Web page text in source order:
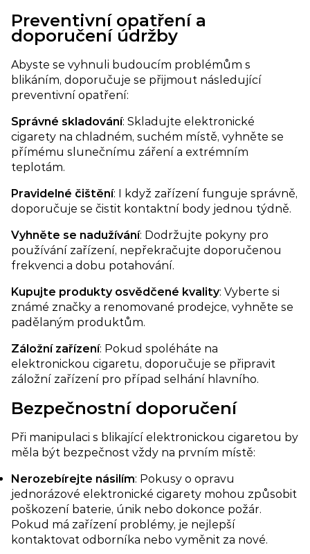
Preventivní opatření a
doporučení údržby
Abyste se vyhnuli budoucím problémům s
blikáním, doporučuje se přijmout následující
preventivní opatření:
Správné skladování​: Skladujte elektronické
cigarety na chladném, suchém místě, vyhněte se
přímému slunečnímu záření a extrémním
teplotám.
Pravidelné čištění​: I když zařízení funguje správně,
doporučuje se čistit kontaktní body jednou týdně.
Vyhněte se nadužívání​: Dodržujte pokyny pro
používání zařízení, nepřekračujte doporučenou
frekvenci a dobu potahování.
Kupujte produkty osvědčené kvality: Vyberte si
známé značky a renomované prodejce, vyhněte se
padělaným produktům.
Záložní zařízení​: Pokud spoléháte na
elektronickou cigaretu, doporučuje se připravit
záložní zařízení pro případ selhání hlavního.
Bezpečnostní doporučení​
Při manipulaci s blikající elektronickou cigaretou by
měla být bezpečnost vždy na prvním místě:
Nerozebírejte násilím: Pokusy o opravu
jednorázové elektronické cigarety mohou způsobit
poškození baterie, únik nebo dokonce požár.
Pokud má zařízení problémy, je nejlepší
kontaktovat odborníka nebo vyměnit za nové.